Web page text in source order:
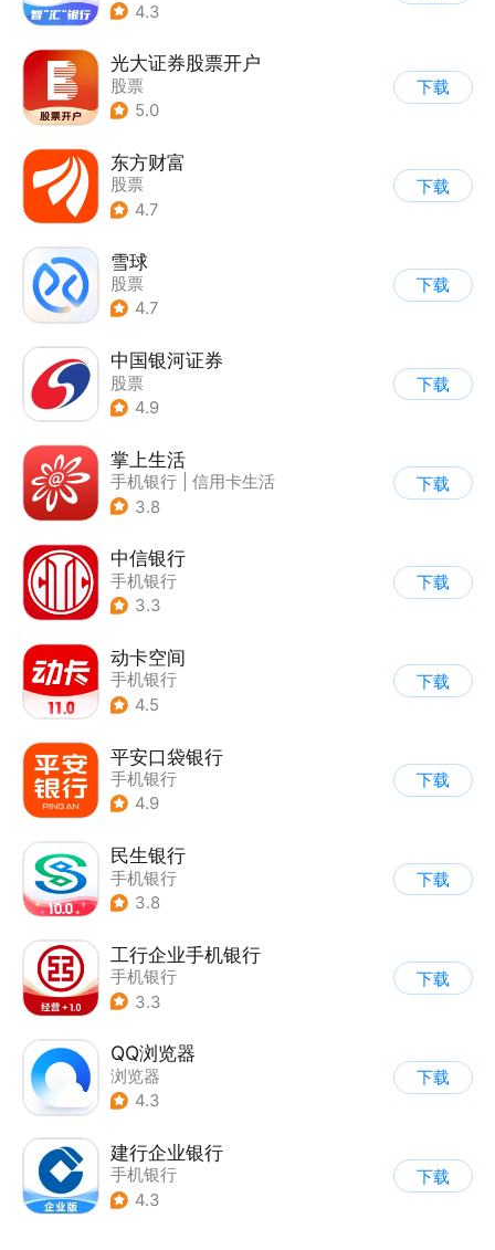
4.3
光大证券股票开户
股票
5.0
下载
东方财富
股票
4.7
下载
雪球
股票
4.7
下载
中国银河证券
股票
4.9
下载
掌上生活
手机银行
信用卡生活
3.8
下载
中信银行
手机银行
3.3
下载
动卡空间
手机银行
4.5
下载
平安口袋银行
手机银行
4.9
下载
民生银行
手机银行
3.8
下载
工行企业手机银行
手机银行
3.3
下载
QQ浏览器
浏览器
4.3
下载
建行企业银行
手机银行
4.3
下载